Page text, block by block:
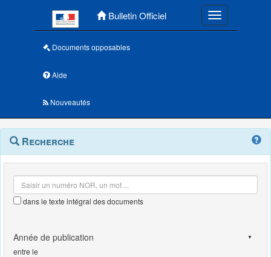
Bulletin Officiel Toggle
Documents opposables
Aide
Nouveautés
Navigation
outils
Menu
contextuel
Recherche
dans le texte intégral des documents
entre le